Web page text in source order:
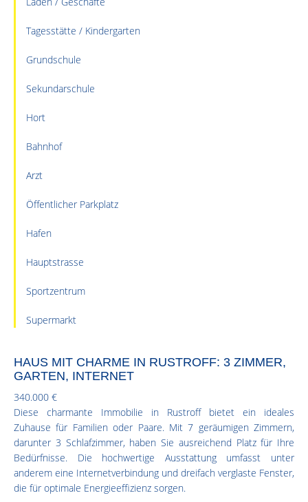
Tagesstätte / Kindergarten
Grundschule
Sekundarschule
Hort
Bahnhof
Arzt
Öffentlicher Parkplatz
Hafen
Hauptstrasse
Sportzentrum
Supermarkt
HAUS MIT CHARME IN RUSTROFF: 3 ZIMMER,
GARTEN, INTERNET
340.000 €
Diese charmante Immobilie in Rustroff bietet ein ideales
Zuhause für Familien oder Paare. Mit 7 geräumigen Zimmern,
darunter 3 Schlafzimmer, haben Sie ausreichend Platz für Ihre
Bedürfnisse. Die hochwertige Ausstattung umfasst unter
anderem eine Internetverbindung und dreifach verglaste Fenster,
die für optimale Energieeffizienz sorgen.